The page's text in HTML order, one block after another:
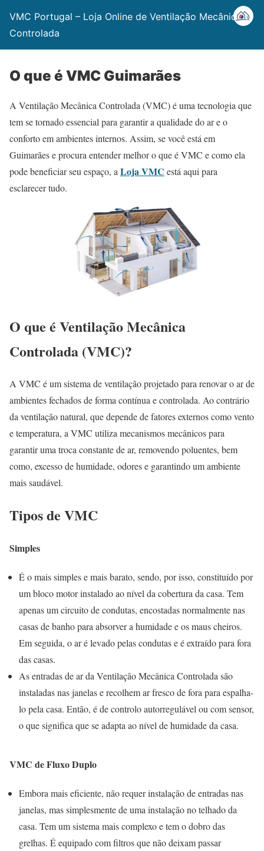
VMC Portugal – Loja Online de Ventilação Mecânica
Controlada
O que é VMC Guimarães
A Ventilação Mecânica Controlada (VMC) é uma tecnologia que
tem se tornado essencial para garantir a qualidade do ar e o
conforto em ambientes internos. Assim, se você está em
Guimarães e procura entender melhor o que é VMC e como ela
pode beneficiar seu espaço, a Loja VMC está aqui para
esclarecer tudo.
O que é Ventilação Mecânica
Controlada (VMC)?
A VMC é um sistema de ventilação projetado para renovar o ar de
ambientes fechados de forma contínua e controlada. Ao contrário
da ventilação natural, que depende de fatores externos como vento
e temperatura, a VMC utiliza mecanismos mecânicos para
garantir uma troca constante de ar, removendo poluentes, bem
como, excesso de humidade, odores e garantindo um ambiente
mais saudável.
Tipos de VMC
Simples
É o mais simples e mais barato, sendo, por isso, constituído por
um bloco motor instalado ao nível da cobertura da casa. Tem
apenas um circuito de condutas, encostadas normalmente nas
casas de banho para absorver a humidade e os maus cheiros.
Em seguida, o ar é levado pelas condutas e é extraído para fora
das casas.
As entradas de ar da Ventilação Mecânica Controlada são
instaladas nas janelas e recolhem ar fresco de fora para espalha-
lo pela casa. Então, é de controlo autorregulável ou com sensor,
o que significa que se adapta ao nível de humidade da casa.
VMC de Fluxo Duplo
Embora mais eficiente, não requer instalação de entradas nas
janelas, mas simplesmente de uma instalação no telhado da
casa. Tem um sistema mais complexo e tem o dobro das
grelhas. É equipado com filtros que não deixam passar